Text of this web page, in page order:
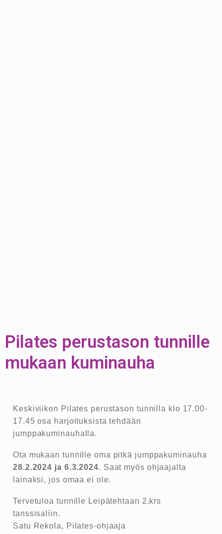
Pilates perustason tunnille
mukaan kuminauha
Keskiviikon Pilates perustason tunnilla klo 17.00-
17.45 osa harjoituksista tehdään
jumppakuminauhalla.
Ota mukaan tunnille oma pitkä jumppakuminauha
28.2.2024 ja 6.3.2024. Saat myös ohjaajalta
lainaksi, jos omaa ei ole.
Tervetuloa tunnille Leipätehtaan 2.krs
tanssisaliin.
Satu Rekola, Pilates-ohjaaja